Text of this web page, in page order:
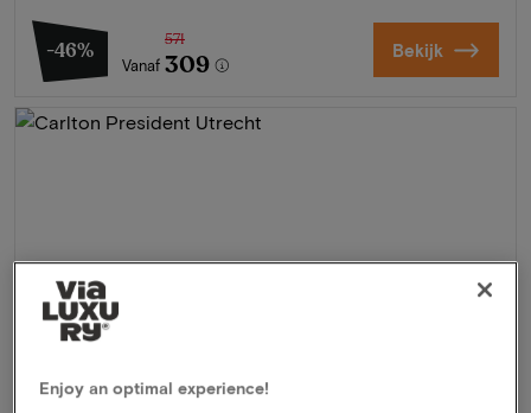
-46%
Vanaf
571
309 Bekijk
Enjoy an optimal experience!